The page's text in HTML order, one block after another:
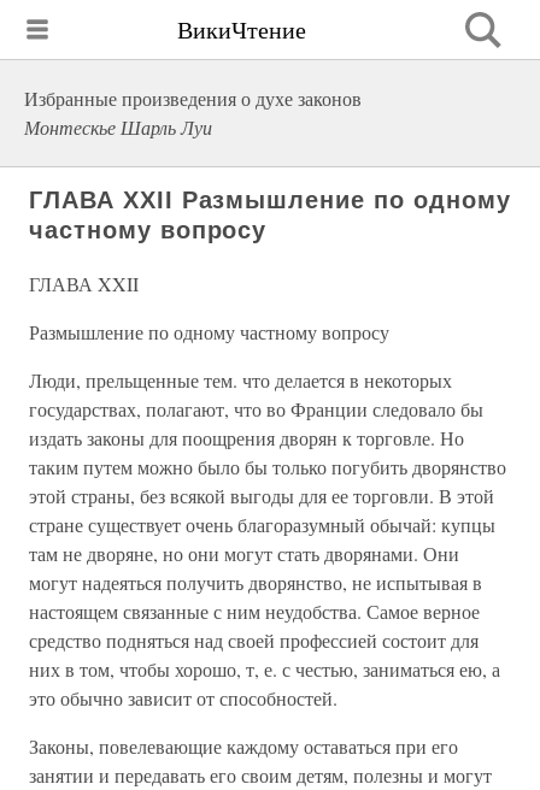
ВикиЧтение
Избранные произведения о духе законов
Монтескье Шарль Луи
ГЛАВА XXII Размышление по одному
частному вопросу
ГЛАВА XXII
Размышление по одному частному вопросу
Люди, прельщенные тем. что делается в некоторых
государствах, полагают, что во Франции следовало бы
издать законы для поощрения дворян к торговле. Но
таким путем можно было бы только погубить дворянство
этой страны, без всякой выгоды для ее торговли. В этой
стране существует очень благоразумный обычай: купцы
там не дворяне, но они могут стать дворянами. Они
могут надеяться получить дворянство, не испытывая в
настоящем связанные с ним неудобства. Самое верное
средство подняться над своей профессией состоит для
них в том, чтобы хорошо, т, е. с честью, заниматься ею, а
это обычно зависит от способностей.
Законы, повелевающие каждому оставаться при его
занятии и передавать его своим детям, полезны и могут